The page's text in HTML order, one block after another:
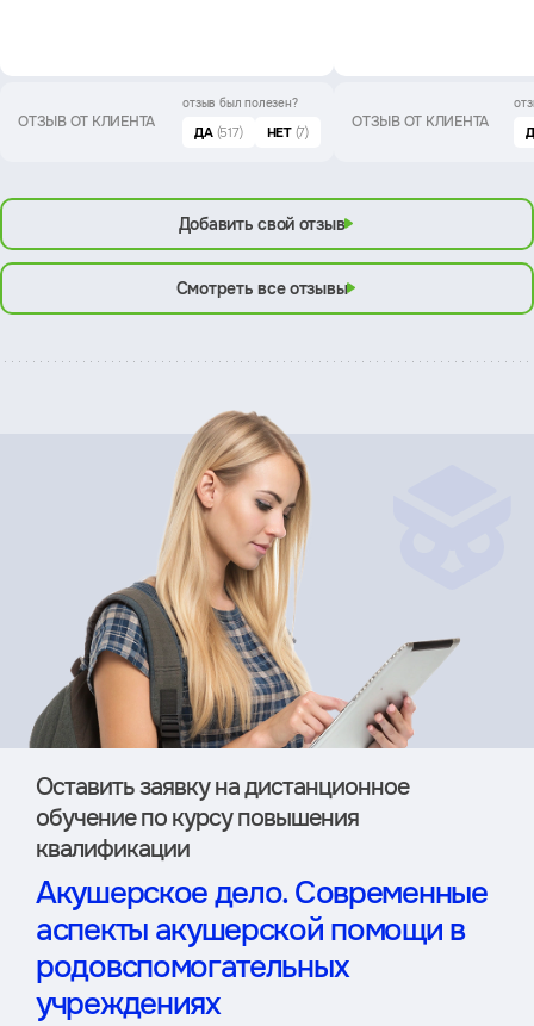
ОТЗЫВ ОТ КЛИЕНТА
отзыв был полезен?
ДА (517) НЕТ (7)
ОТЗЫВ ОТ КЛИЕНТА
Добавить свой отзыв
Смотреть все отзывы
Оставить заявку на дистан­ционное
обучение по курсу повышения
квалификации
Акушерское дело. Современные
аспекты акушерской помощи в
родовспомогательных
учреждениях